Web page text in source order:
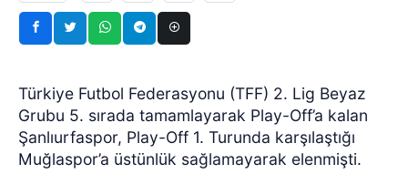
Türkiye Futbol Federasyonu (TFF) 2. Lig Beyaz
Grubu 5. sırada tamamlayarak Play-Off’a kalan
Şanlıurfaspor, Play-Off 1. Turunda karşılaştığı
Muğlaspor’a üstünlük sağlamayarak elenmişti.